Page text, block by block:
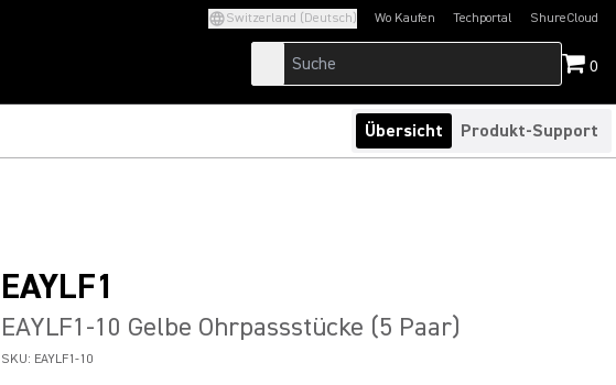
Switzerland (Deutsch) Wo Kaufen Techportal
(Opens in a new tab)ShureCloud
(Opens in a new
0
Übersicht Produkt-Support
EAYLF1
EAYLF1-10 Gelbe Ohrpassstücke (5 Paar)
SKU: EAYLF1-10